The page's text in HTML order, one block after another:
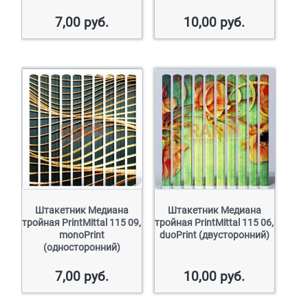
7,00 руб. 10,00 руб.
Штакетник Медиана
тройная PrintMittal 115 09,
monoPrint
(односторонний)
7,00 руб.
Штакетник Медиана
тройная PrintMittal 115 06,
duoPrint (двусторонний)
10,00 руб.